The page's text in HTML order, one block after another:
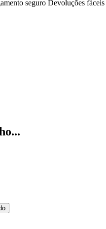
seguro Devoluções fáceis